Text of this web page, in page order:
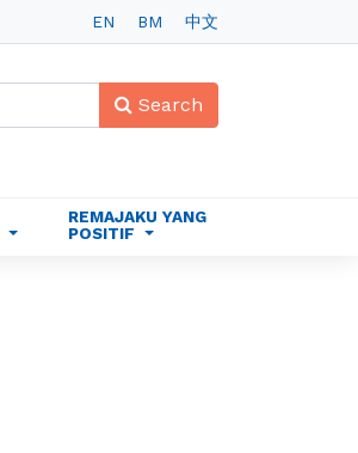
EN BM 中文
Search
REMAJAKU YANG
POSITIF